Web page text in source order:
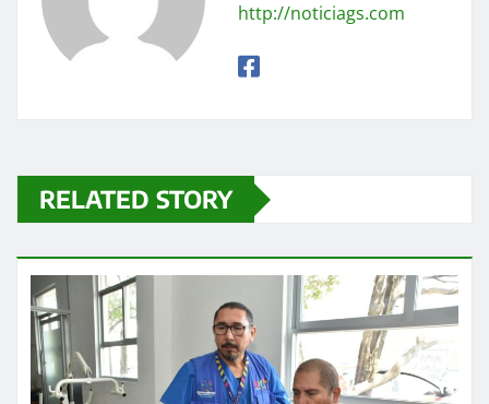
http://noticiags.com
RELATED STORY